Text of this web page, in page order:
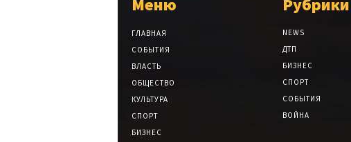
ГЛАВНАЯ
СОБЫТИЯ
ВЛАСТЬ
ОБЩЕСТВО
КУЛЬТУРА
СПОРТ
БИЗНЕС
NEWS
ДТП
БИЗНЕС
СПОРТ
СОБЫТИЯ
ВОЙНА